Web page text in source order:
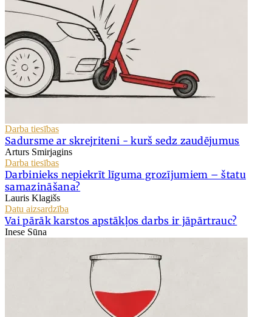
Darba tiesības
Sadursme ar skrejriteni - kurš sedz zaudējumus
Arturs Smirjagins
Darba tiesības
Darbinieks nepiekrīt līguma grozījumiem – štatu
samazināšana?
Lauris Klagišs
Datu aizsardzība
Vai pārāk karstos apstākļos darbs ir jāpārtrauc?
Inese Sūna